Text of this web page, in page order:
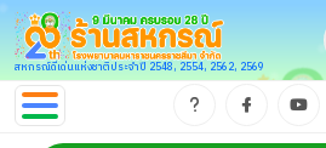
สหกรณ์ดีเด่นแห่งชาติประจำปี 2548, 2554, 2562, 2569